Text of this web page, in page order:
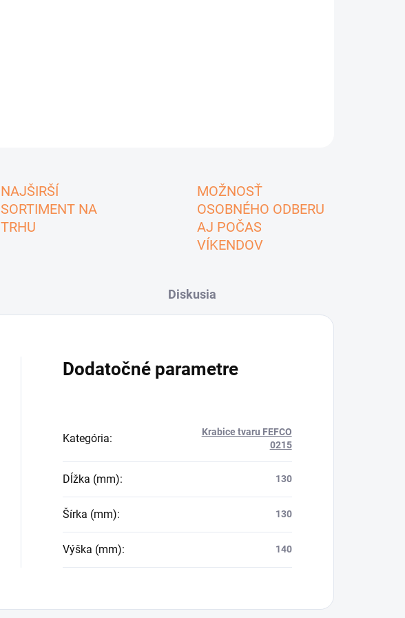
NAJŠIRŠÍ
SORTIMENT NA
TRHU
MOŽNOSŤ
OSOBNÉHO ODBERU
AJ POČAS
VÍKENDOV
Diskusia
Dodatočné parametre
Kategória:
Krabice tvaru FEFCO
0215
Dĺžka (mm): 130
Šírka (mm): 130
Výška (mm): 140